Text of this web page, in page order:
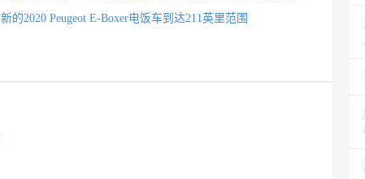
新的2020 Peugeot E-Boxer电饭车到达211英里范围